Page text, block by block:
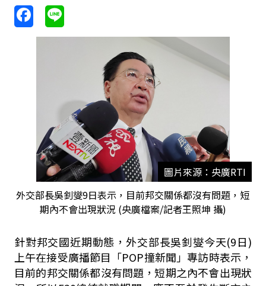
圖片來源：央廣RTI
外交部長吳釗燮9日表示，目前邦交關係都沒有問題，短
期內不會出現狀況 (央廣檔案/記者王照坤 攝)
針對邦交國近期動態，外交部長吳釗燮今天(9日)
上午在接受廣播節目「POP撞新聞」專訪時表示，
目前的邦交關係都沒有問題，短期之內不會出現狀